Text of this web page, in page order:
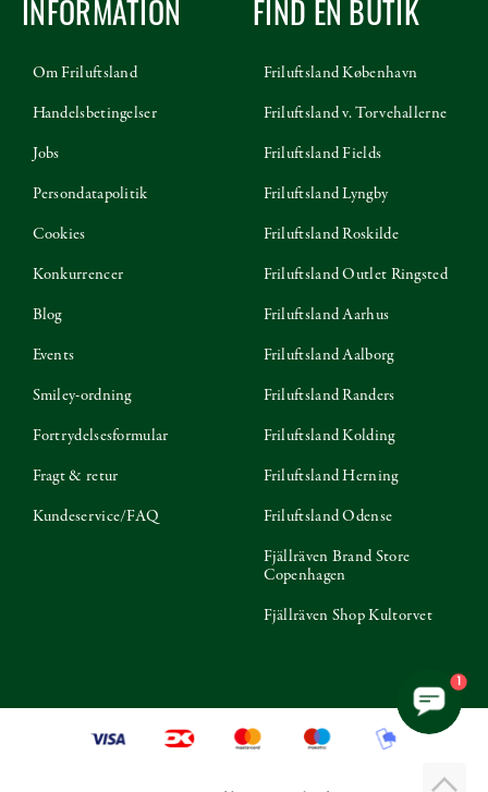
INFORMATION
Om Friluftsland
Handelsbetingelser
Jobs
Persondatapolitik
Cookies
Konkurrencer
Blog
Events
Smiley-ordning
Fortrydelsesformular
Fragt & retur
Kundeservice/FAQ
FIND EN BUTIK
Friluftsland København
Friluftsland v. Torvehallerne
Friluftsland Fields
Friluftsland Lyngby
Friluftsland Roskilde
Friluftsland Outlet Ringsted
Friluftsland Aarhus
Friluftsland Aalborg
Friluftsland Randers
Friluftsland Kolding
Friluftsland Herning
Friluftsland Odense
Fjällräven Brand Store
Copenhagen
Fjällräven Shop Kultorvet
1